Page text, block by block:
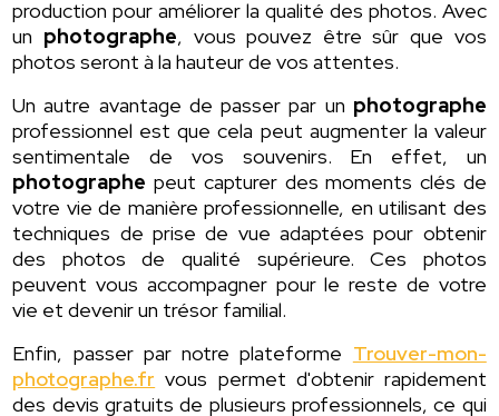
production pour améliorer la qualité des photos. Avec
un photographe, vous pouvez être sûr que vos
photos seront à la hauteur de vos attentes.
Un autre avantage de passer par un photographe
professionnel est que cela peut augmenter la valeur
sentimentale de vos souvenirs. En effet, un
photographe peut capturer des moments clés de
votre vie de manière professionnelle, en utilisant des
techniques de prise de vue adaptées pour obtenir
des photos de qualité supérieure. Ces photos
peuvent vous accompagner pour le reste de votre
vie et devenir un trésor familial.
Enfin, passer par notre plateforme Trouver-mon-
photographe.fr vous permet d'obtenir rapidement
des devis gratuits de plusieurs professionnels, ce qui